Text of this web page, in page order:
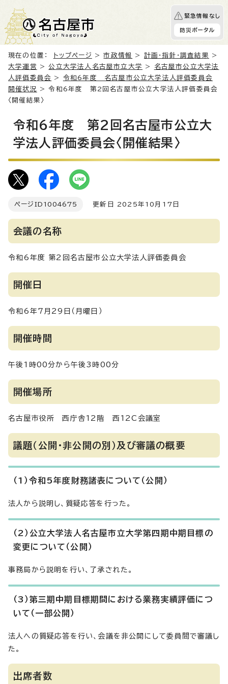
緊急情報なし
防災ポータル
現在の位置： トップページ >市政情報 > 計画・指針・調査結果
>
大学運営
>公立大学法人名古屋市立大学 >
名古屋市公立大学法
人評価委員会
> 令和6年度 名古屋市公立大学法人評価委員会
開催状況
> 令和6年度 第2回名古屋市公立大学法人評価委員会
〈開催結果〉
令和6年度 第2回名古屋市公立大
学法人評価委員会〈開催結果〉
ページID 1004675 更新日 2025年10月17日
会議の名称
令和6年度 第2回名古屋市公立大学法人評価委員会
開催日
令和6年7月29日（月曜日）
開催時間
午後1時00分から午後3時00分
開催場所
名古屋市役所 西庁舎12階 西12C会議室
議題（公開・非公開の別）及び審議の概要
（1）令和5年度財務諸表について（公開）
法人から説明し、質疑応答を行った。
（2）公立大学法人名古屋市立大学第四期中期目標の
変更について（公開）
事務局から説明を行い、了承された。
（3）第三期中期目標期間における業務実績評価につ
いて（一部公開）
法人への質疑応答を行い、会議を非公開にして委員間で審議し
た。
出席者数